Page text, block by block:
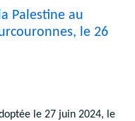
Palestine au
le 26
le 27 juin 2024, le